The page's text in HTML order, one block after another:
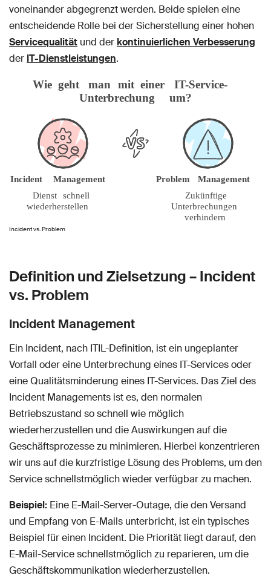
voneinander abgegrenzt werden. Beide spielen eine
entscheidende Rolle bei der Sicherstellung einer hohen
Servicequalität und der kontinuierlichen Verbesserung
der IT-Dienstleistungen.
Incident vs. Problem
Definition und Zielsetzung – Incident
vs. Problem
Incident Management
Ein Incident, nach ITIL-Definition, ist ein ungeplanter
Vorfall oder eine Unterbrechung eines IT-Services oder
eine Qualitätsminderung eines IT-Services. Das Ziel des
Incident Managements ist es, den normalen
Betriebszustand so schnell wie möglich
wiederherzustellen und die Auswirkungen auf die
Geschäftsprozesse zu minimieren. Hierbei konzentrieren
wir uns auf die kurzfristige Lösung des Problems, um den
Service schnellstmöglich wieder verfügbar zu machen.
Beispiel: Eine E-Mail-Server-Outage, die den Versand
und Empfang von E-Mails unterbricht, ist ein typisches
Beispiel für einen Incident. Die Priorität liegt darauf, den
E-Mail-Service schnellstmöglich zu reparieren, um die
Geschäftskommunikation wiederherzustellen.